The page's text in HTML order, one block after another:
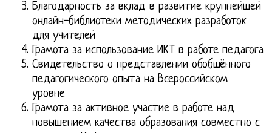
Благодарность за вклад в развитие крупнейшей
онлайн-библиотеки методических разработок
для учителей
Грамота за использование ИКТ в работе педагога
Свидетельство о представлении обобщённого
педагогического опыта на Всероссийском
уровне
Грамота за активное участие в работе над
повышением качества образования совместно с